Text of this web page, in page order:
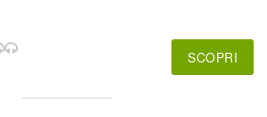
SCOPRI